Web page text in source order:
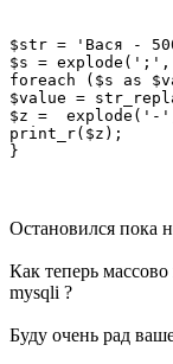
$str = 'Вася -
$s =
foreach ($s as
$value =
$z =  explode('-
print_r($z);
}
Остановился пока
Как теперь
mysqli ?
Буду очень рад